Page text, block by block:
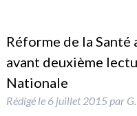
Réforme de la
avant deuxième
Nationale
Rédigé le 6 juillet 2015par